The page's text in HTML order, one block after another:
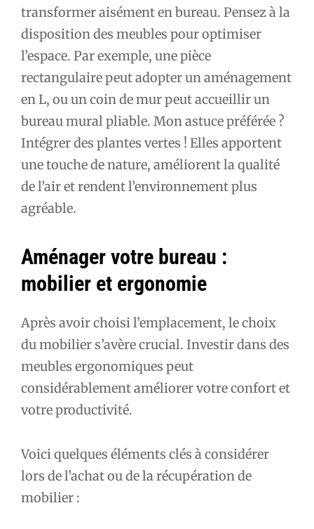
transformer aisément en bureau. Pensez à la
disposition des meubles pour optimiser
l’espace. Par exemple, une pièce
rectangulaire peut adopter un aménagement
en L, ou un coin de mur peut accueillir un
bureau mural pliable. Mon astuce préférée ?
Intégrer des plantes vertes ! Elles apportent
une touche de nature, améliorent la qualité
de l’air et rendent l’environnement plus
agréable.
Aménager votre bureau :
mobilier et ergonomie
Après avoir choisi l’emplacement, le choix
du mobilier s’avère crucial. Investir dans des
meubles ergonomiques peut
considérablement améliorer votre confort et
votre productivité.
Voici quelques éléments clés à considérer
lors de l’achat ou de la récupération de
mobilier :